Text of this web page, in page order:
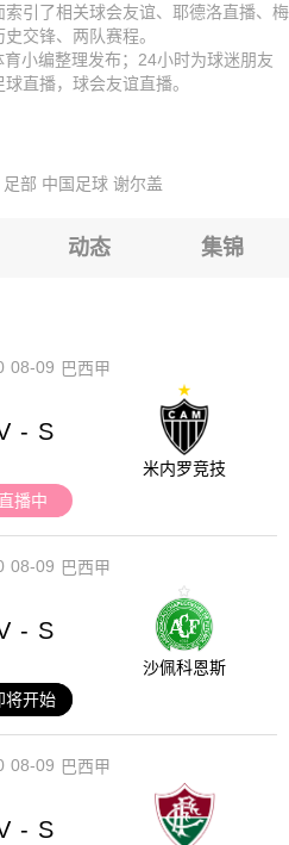
】 耶德洛VS梅彭
】 耶德洛VS梅彭
】 耶德洛VS梅彭
】 耶德洛VS梅彭
】 耶德洛VS梅彭
】 耶德洛VS梅彭
引了相关球会友谊、耶德洛直播、梅
交锋、两队赛程。
小编整理发布；24小时为球迷朋友
直播，球会友谊直播。
足部 中国足球 谢尔盖
动态 集锦
08-09 巴西甲
- S
米内罗竞技
直播中
08-09 巴西甲
- S
沙佩科恩斯
将开始
08-09 巴西甲
- S